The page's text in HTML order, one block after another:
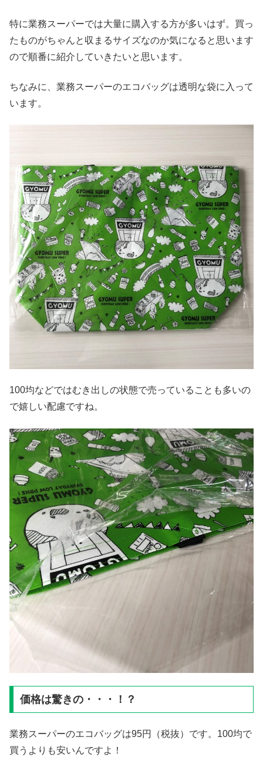
特に業務スーパーでは大量に購入する方が多いはず。買っ
たものがちゃんと収まるサイズなのか気になると思います
ので順番に紹介していきたいと思います。
ちなみに、業務スーパーのエコバッグは透明な袋に入って
います。
100均などではむき出しの状態で売っていることも多いの
で嬉しい配慮ですね。
価格は驚きの・・・！？
業務スーパーのエコバッグは95円（税抜）です。100均で
買うよりも安いんですよ！